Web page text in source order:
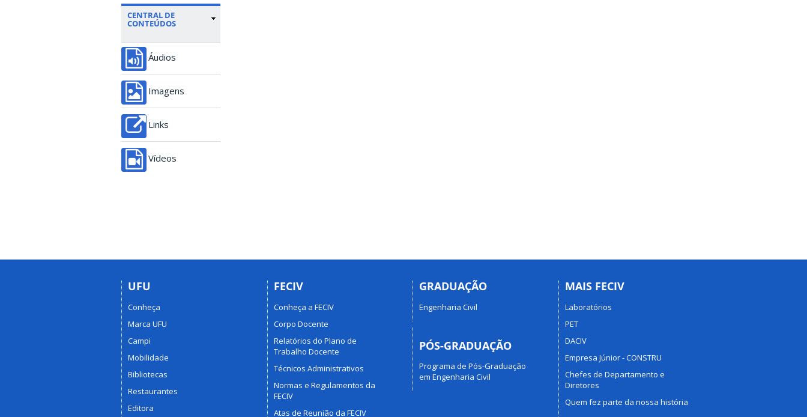
CENTRAL DE
CONTEÚDOS
Áudios
Imagens
Links
Vídeos
UFU
Conheça
Marca UFU
Campi
Mobilidade
Bibliotecas
Restaurantes
Editora
FECIV
Conheça a FECIV
Corpo Docente
Relatórios do Plano de
Trabalho Docente
Técnicos Administrativos
Normas e Regulamentos da
FECIV
Atas de Reunião da FECIV
GRADUAÇÃO
Engenharia Civil
PÓS-GRADUAÇÃO
Programa de Pós-Graduação
em Engenharia Civil
MAIS FECIV
Laboratórios
PET
DACIV
Empresa Júnior - CONSTRU
Chefes de Departamento e
Diretores
Quem fez parte da nossa história